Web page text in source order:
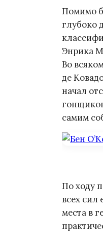
Помимо
глубоко
Энрика
Во
де
начал
самим
По ходу
всех сил
места в